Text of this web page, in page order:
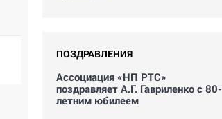
ПОЗДРАВЛЕНИЯ
Ассоциация «НП РТС»
поздравляет А.Г. Гавриленко с 80-
летним юбилеем